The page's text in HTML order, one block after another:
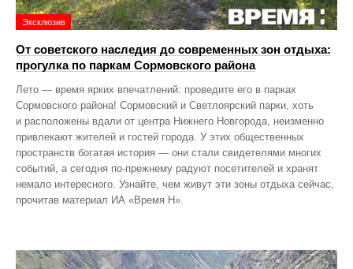
Эксклюзив
От советского наследия до современных зон отдыха:
прогулка по паркам Сормовского района
Лето — время ярких впечатлений: проведите его в парках
Сормовского района! Сормовский и Светлоярский парки, хоть
и расположены вдали от центра Нижнего Новгорода, неизменно
привлекают жителей и гостей города. У этих общественных
пространств богатая история — они стали свидетелями многих
событий, а сегодня по‑прежнему радуют посетителей и хранят
немало интересного. Узнайте, чем живут эти зоны отдыха сейчас,
прочитав материал ИА «Время Н».